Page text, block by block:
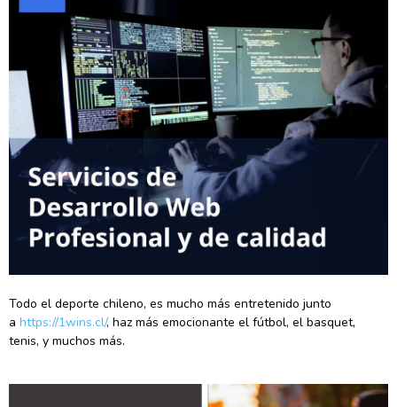
Todo el deporte chileno, es mucho más entretenido junto
a https://1wins.cl/, haz más emocionante el fútbol, el basquet,
tenis, y muchos más.